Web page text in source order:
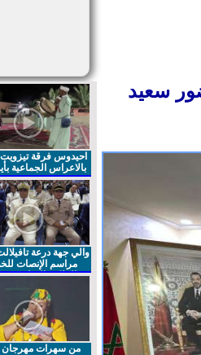
سعيد
احيدوس فرقة تيزويت
بالاعراس الجماعية
والي جهة درعة
مراسم الإنصات
الملكي السامي
من سهرات مهرجان